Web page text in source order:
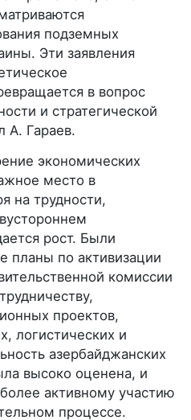
подземных
Эти заявления
в вопрос
и стратегической
А. Гараев.
экономических
место в
на трудности,
рост. Были
планы по активизации
комиссии
проектов,
логистических и
азербайджанских
высоко оценена, и
активному участию
процессе.